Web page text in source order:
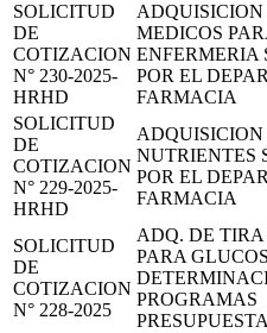
SOLICITUD
DE
COTIZACION
N° 230-2025-
HRHD
ADQUISICION
MEDICOS
ENFERMERIA
POR EL
FARMACIA
SOLICITUD
DE
COTIZACION
N° 229-2025-
HRHD
ADQUISICION
NUTRIENTES
POR EL
FARMACIA
SOLICITUD
DE
COTIZACION
N° 228-2025
ADQ. DE
PARA
PROGRAMAS